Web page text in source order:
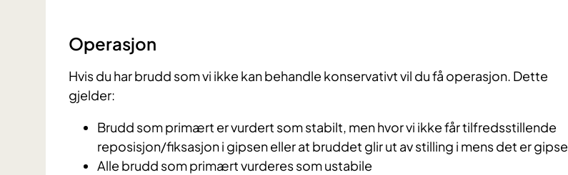
Operasjon
Hvis du har brudd som vi ikke kan behandle konservativt vil du få operasjon. Dette
gjelder:
Brudd som primært er vurdert som stabilt, men hvor vi ikke får tilfredsstillende
reposisjon/fiksasjon i gipsen eller at bruddet glir ut av stilling i mens det er
Alle brudd som primært vurderes som ustabile